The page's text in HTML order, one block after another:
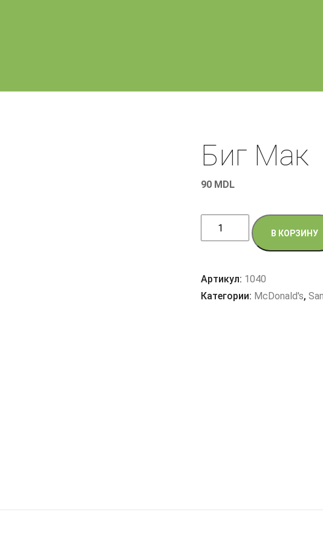
Биг Мак
90 MDL
Количество
товара
Мак
В КОРЗИНУ
Артикул: 1040
Категории: McDonald's,